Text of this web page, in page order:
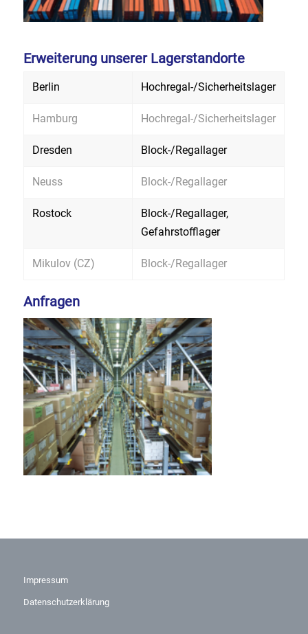
Erweiterung unserer Lagerstandorte
Berlin Hochregal-/Sicherheitslager
Hamburg Hochregal-/Sicherheitslager
Dresden Block-/Regallager
Neuss Block-/Regallager
Rostock
Block-/Regallager,
Gefahrstofflager
Mikulov (CZ) Block-/Regallager
Anfragen
Impressum
Datenschutzerklärung